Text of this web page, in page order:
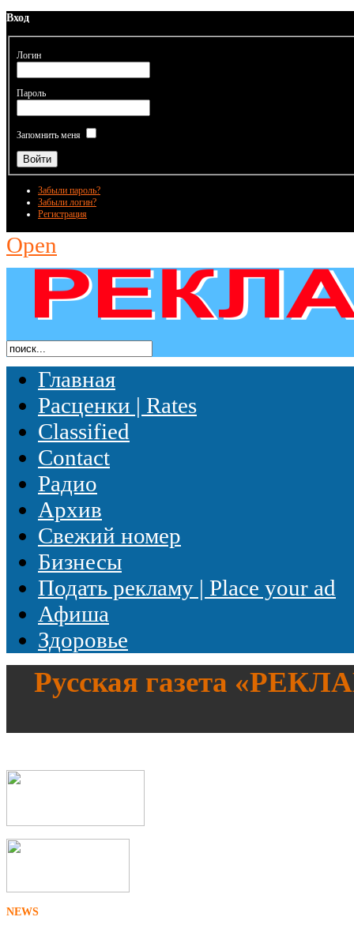
Вход
Логин
Пароль
Запомнить меня
Забыли пароль?
Забыли логин?
Регистрация
Open
Главная
Расценки | Rates
Classified
Contact
Радио
Архив
Свежий номер
Бизнесы
Подать рекламу | Place your ad
Афиша
Здоровье
Русская газета «
NEWS